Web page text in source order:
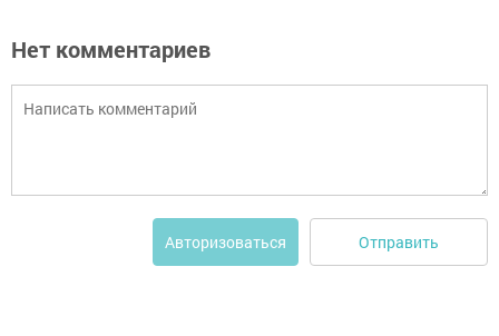
Нет комментариев
Авторизоваться Отправить